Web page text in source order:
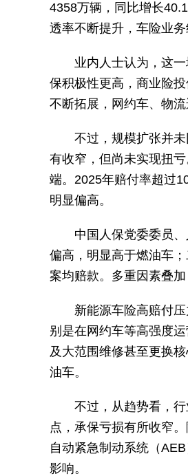
4358万辆，同比增长
透率不断提升，车险业
业内人士认为，这
保积极性更高，商业险
不断拓展，网约车、物
不过，规模扩张并
有收窄，但尚未实现扭
端。2025年赔付率超过
明显偏高。
中国人保党委委员
偏高，明显高于燃油车
案均赔款。多重因素叠
新能源车险高赔付
别是在网约车等高强度
及大范围维修甚至更换
油车。
不过，从趋势看，
点，承保亏损有所收窄
自动紧急制动系统（
影响。